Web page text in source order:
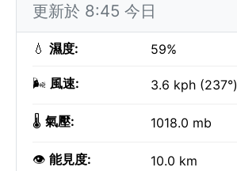
更新於 8:45 今日
💧 濕度: 59%
🌬️ 風速: 3.6 kph (237°)
🌡️ 氣壓: 1018.0 mb
👁️ 能見度: 10.0 km